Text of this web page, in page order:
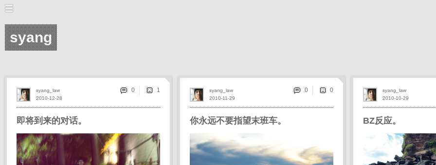
syang
即将到来的对话。
2010-12-28
syang_law 0
你永远不要指望末班车。
2010-11-29
syang_law 0
BZ反应。
2010-10-29
syang_law